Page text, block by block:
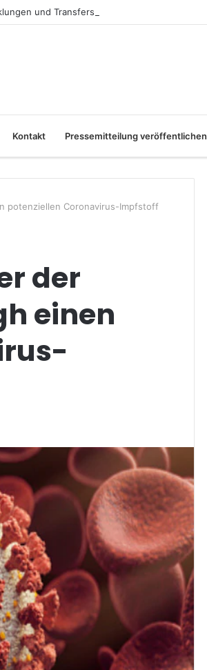
und Transfers
Kontakt Pressemitteilung veröffentlichen
potenziellen Coronavirus-Impfstoff
der
einen